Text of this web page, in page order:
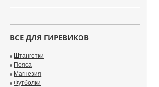
ВСЕ ДЛЯ ГИРЕВИКОВ
Штангетки
Пояса
Магнезия
Футболки